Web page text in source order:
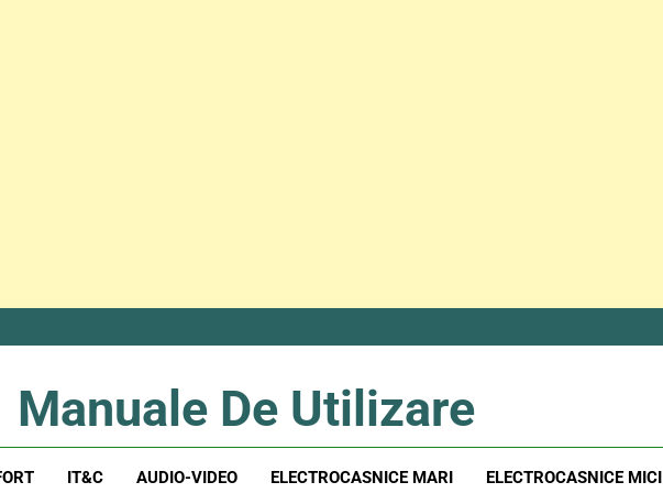
Manuale De Utilizare
IT&C AUDIO-VIDEO ELECTROCASNICE MARI ELECTROCASNICE MICI